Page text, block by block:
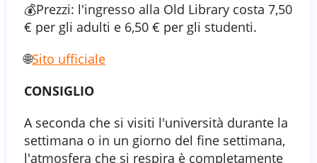
💰Prezzi: l'ingresso alla Old Library costa 7,50
€ per gli adulti e 6,50 € per gli studenti.
🌐Sito ufficiale
CONSIGLIO
A seconda che si visiti l'università durante la
settimana o in un giorno del fine settimana,
l'atmosfera che si respira è completamente